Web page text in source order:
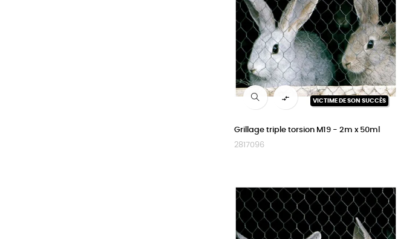
VICTIME DE SON SUCCÈS

Grillage triple torsion M19 - 2m x 50ml
2817096